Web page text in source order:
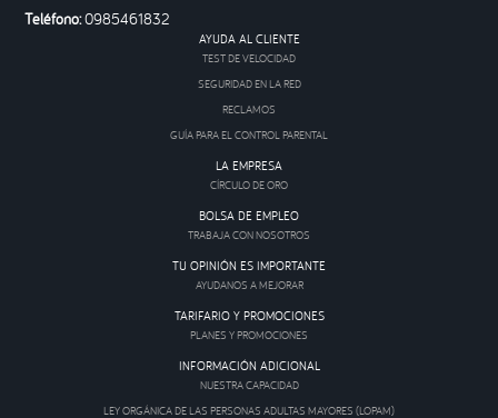
Teléfono:0985461832
AYUDA AL CLIENTE
TEST DE VELOCIDAD
SEGURIDAD EN LA RED
RECLAMOS
GUÍA PARA EL CONTROL PARENTAL
LA EMPRESA
CÍRCULO DE ORO
BOLSA DE EMPLEO
TRABAJA CON NOSOTROS
TU OPINIÓN ES IMPORTANTE
AYUDANOS A MEJORAR
TARIFARIO Y PROMOCIONES
PLANES Y PROMOCIONES
INFORMACIÓN ADICIONAL
NUESTRA CAPACIDAD
LEY ORGÁNICA DE LAS PERSONAS ADULTAS MAYORES (LOPAM)